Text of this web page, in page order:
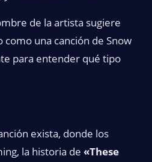
de la artista sugiere
una canción de Snow
para entender qué tipo
exista, donde los
la historia de «These